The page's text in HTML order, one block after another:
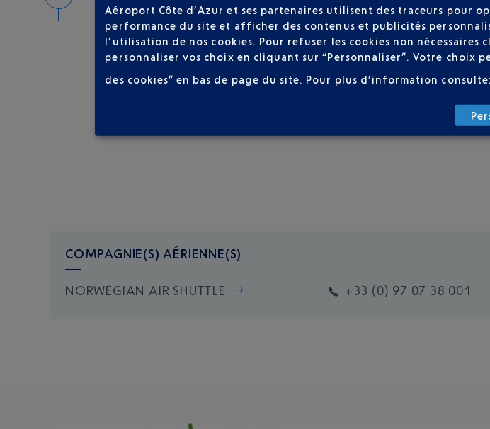
Hôtels de proximité
COMPAGNIE(S) AÉRIENNE(S)
NORWEGIAN AIR SHUTTLE +33 (0) 97 07 38 001
Aéroport Côte d’Azur et ses partenaires utilisent des traceurs pour
performance du site et afficher des contenus et publicités
l’utilisation de nos cookies. Pour refuser les cookies non nécessaires
personnaliser vos choix en cliquant sur “Personnaliser”. Votre choix
des cookies” en bas de page du site. Pour plus d’information